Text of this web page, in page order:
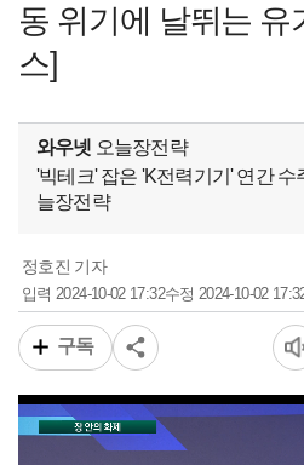
동 위기에 날뛰는 유
스]
와우넷 오늘장전략
'빅테크' 잡은 'K전력기기' 연간 수
늘장전략
정호진 기자
입력 2024-10-02 17:32수정 2024-10-02
구독